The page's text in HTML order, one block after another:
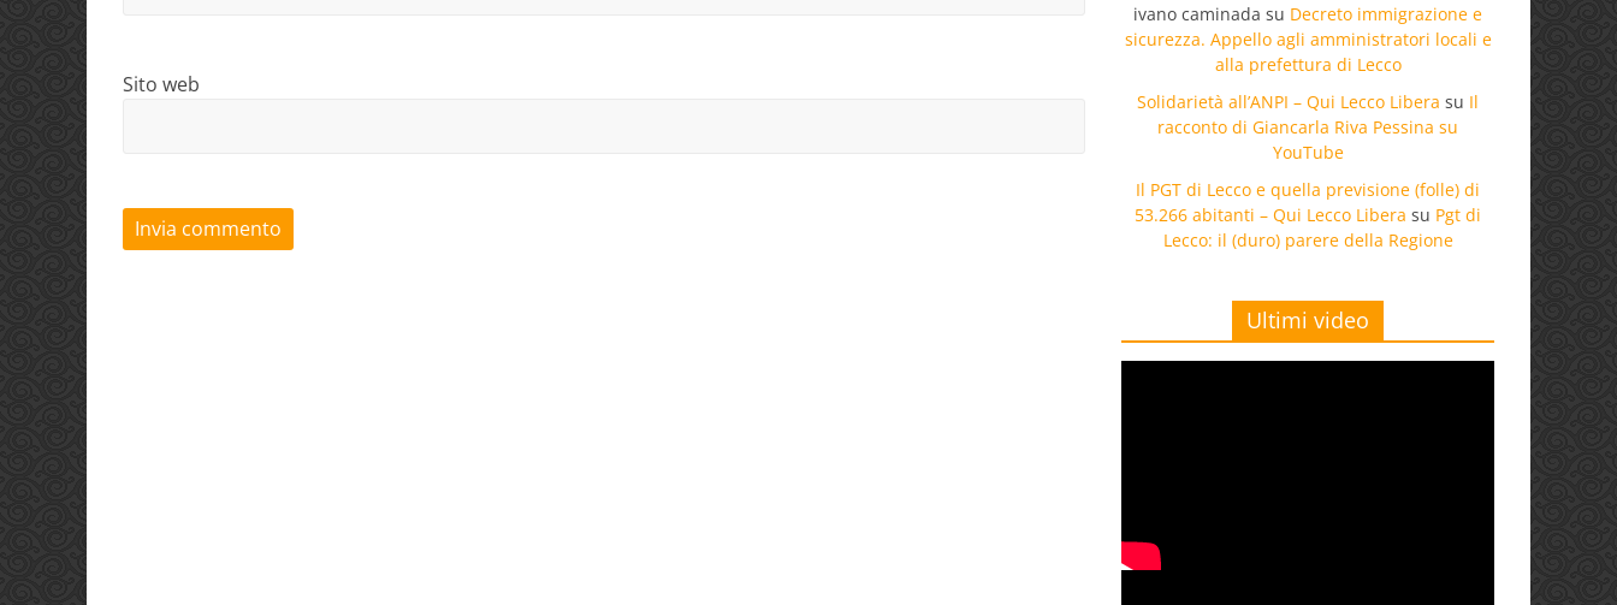
Sito web
ivano caminada su Decreto immigrazione e
sicurezza. Appello agli amministratori locali e
alla prefettura di Lecco
Solidarietà all’ANPI – Qui Lecco Libera su Il
racconto di Giancarla Riva Pessina su
YouTube
Il PGT di Lecco e quella previsione (folle) di
53.266 abitanti – Qui Lecco Libera su Pgt di
Lecco: il (duro) parere della Regione
Ultimi video